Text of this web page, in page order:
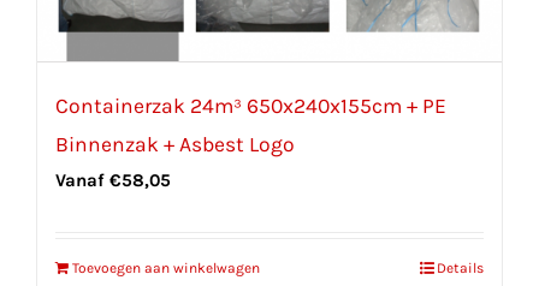
Containerzak 24m³ 650x240x155cm + PE
Binnenzak + Asbest Logo
Vanaf €58,05
Toevoegen aan winkelwagen Details